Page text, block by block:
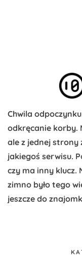
Chwila
odkręcanie korby.
ale z jednej strony
jakiegoś serwisu.
czy ma inny klucz.
zimno było tego
jeszcze do